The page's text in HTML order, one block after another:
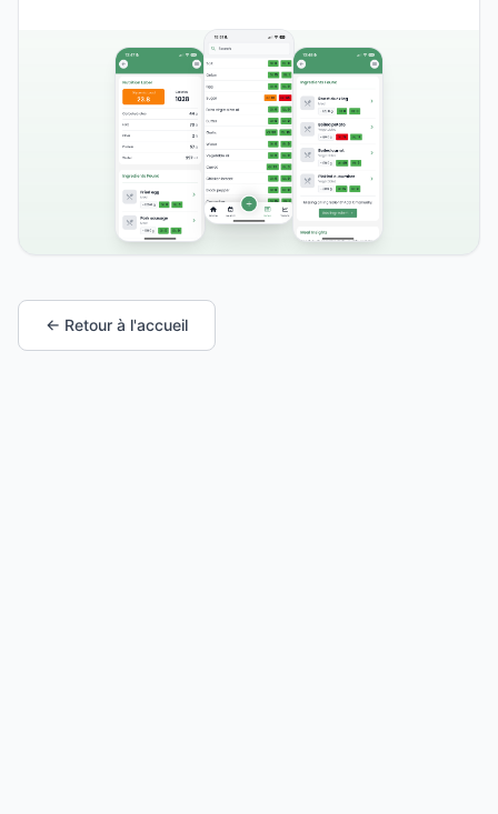
← Retour à l'accueil